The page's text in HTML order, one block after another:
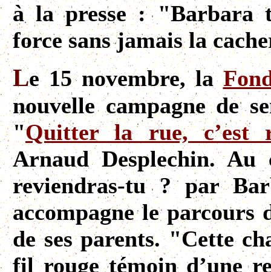
à la presse : "Barbara
force sans jamais la
Le 15 novembre, la
nouvelle campagne de
"Quitter la rue, c’est
Arnaud Desplechin.
reviendras-tu ? par
accompagne le
de ses parents. "Cette
fil rouge témoin d’une